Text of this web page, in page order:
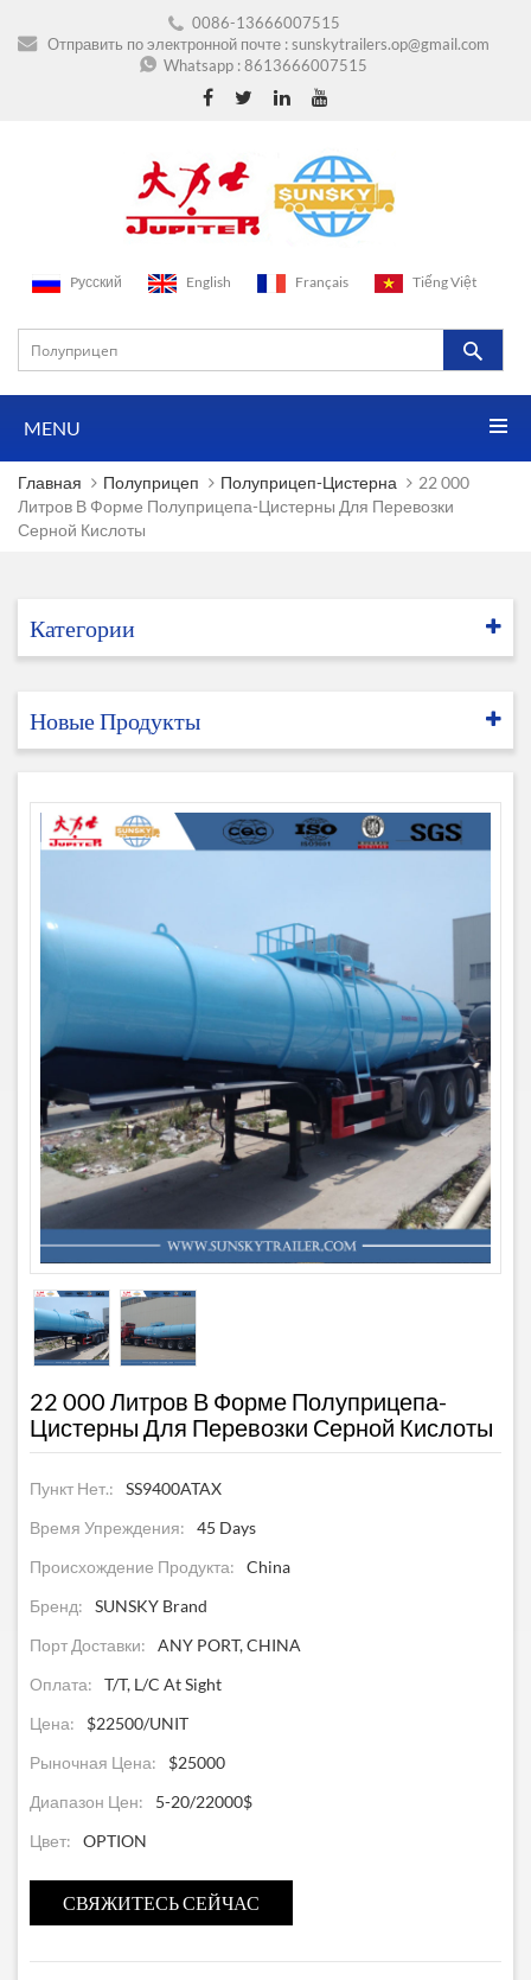
0086-13666007515
Отправить по электронной почте :sunskytrailers.op@gmail.com
Whatsapp :8613666007515
Pусский English Français Tiếng Việt
MENU
Главная Полуприцеп Полуприцеп-Цистерна
22 000
Литров В Форме Полуприцепа-Цистерны Для Перевозки
Серной Кислоты
Категории
Новые Продукты
22 000 Литров В Форме Полуприцепа-
Цистерны Для Перевозки Серной Кислоты
Пункт Нет.:
SS9400ATAX
Время Упреждения:
45 Days
Происхождение Продукта:
China
Бренд:
SUNSKY Brand
Порт Доставки:
ANY PORT, CHINA
Оплата:
T/T, L/C At Sight
Цена:
$22500/UNIT
Рыночная Цена:
$25000
Диапазон Цен:
5-20/22000$
Цвет:
OPTION
СВЯЖИТЕСЬ СЕЙЧАС